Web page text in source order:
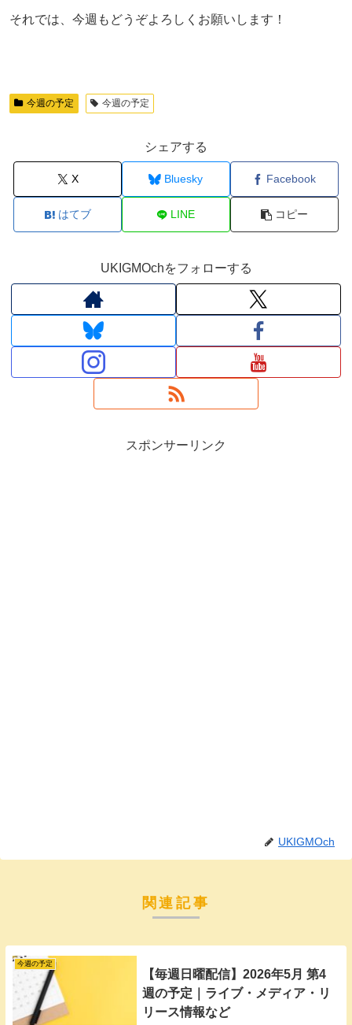
それでは、今週もどうぞよろしくお願いします！
今週の予定 今週の予定
シェアする
X Bluesky Facebook
はてブ LINE コピー
UKIGMOchをフォローする
スポンサーリンク
UKIGMOch
関連記事
今週の予定
【毎週日曜配信】2026年5月 第4
週の予定｜ライブ・メディア・リ
リース情報など